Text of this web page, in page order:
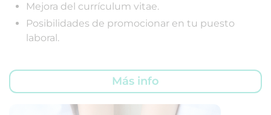
Mejora del currículum vitae.
Posibilidades de promocionar en tu puesto
laboral.
Más info